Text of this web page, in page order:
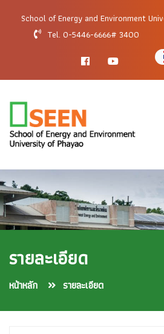
School of Energy and Environment
Tel. 0-5446-6666# 3400
รายละเอียด
หน้าหลัก รายละเอียด